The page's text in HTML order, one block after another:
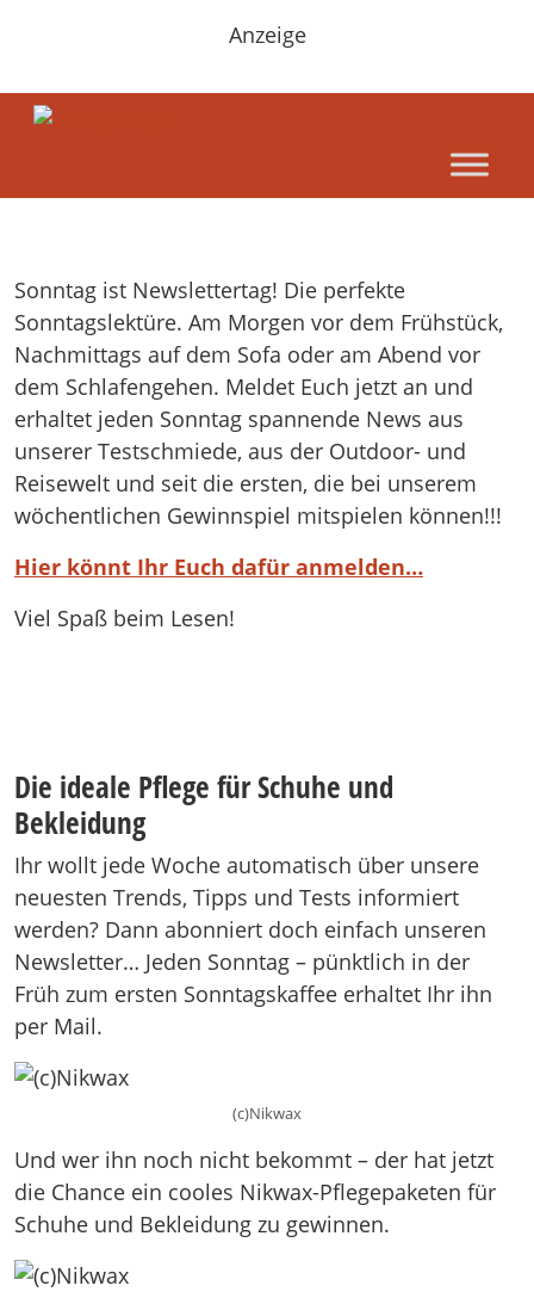
Anzeige
Sonntag ist Newslettertag! Die perfekte
Sonntagslektüre. Am Morgen vor dem Frühstück,
Nachmittags auf dem Sofa oder am Abend vor
dem Schlafengehen. Meldet Euch jetzt an und
erhaltet jeden Sonntag spannende News aus
unserer Testschmiede, aus der Outdoor- und
Reisewelt und seit die ersten, die bei unserem
wöchentlichen Gewinnspiel mitspielen können!!!
Hier könnt Ihr Euch dafür anmelden…
Viel Spaß beim Lesen!
Die ideale Pflege für Schuhe und
Bekleidung
Ihr wollt jede Woche automatisch über unsere
neuesten Trends, Tipps und Tests informiert
werden? Dann abonniert doch einfach unseren
Newsletter… Jeden Sonntag – pünktlich in der
Früh zum ersten Sonntagskaffee erhaltet Ihr ihn
per Mail.
(c)Nikwax
Und wer ihn noch nicht bekommt – der hat jetzt
die Chance ein cooles Nikwax-Pflegepaketen für
Schuhe und Bekleidung zu gewinnen.